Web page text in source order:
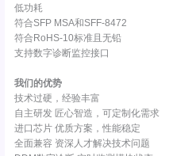
低功耗
符合SFP MSA和SFF-8472
符合RoHS-10标准且无铅
支持数字诊断监控接口
我们的优势
技术过硬，经验丰富
自主研发 匠心智造，可定制化需求
进口芯片 优质方案，性能稳定
全面兼容 资深人才解决技术问题